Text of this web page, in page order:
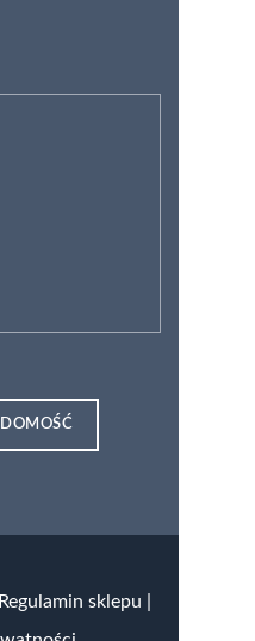
Regulamin sklepu |